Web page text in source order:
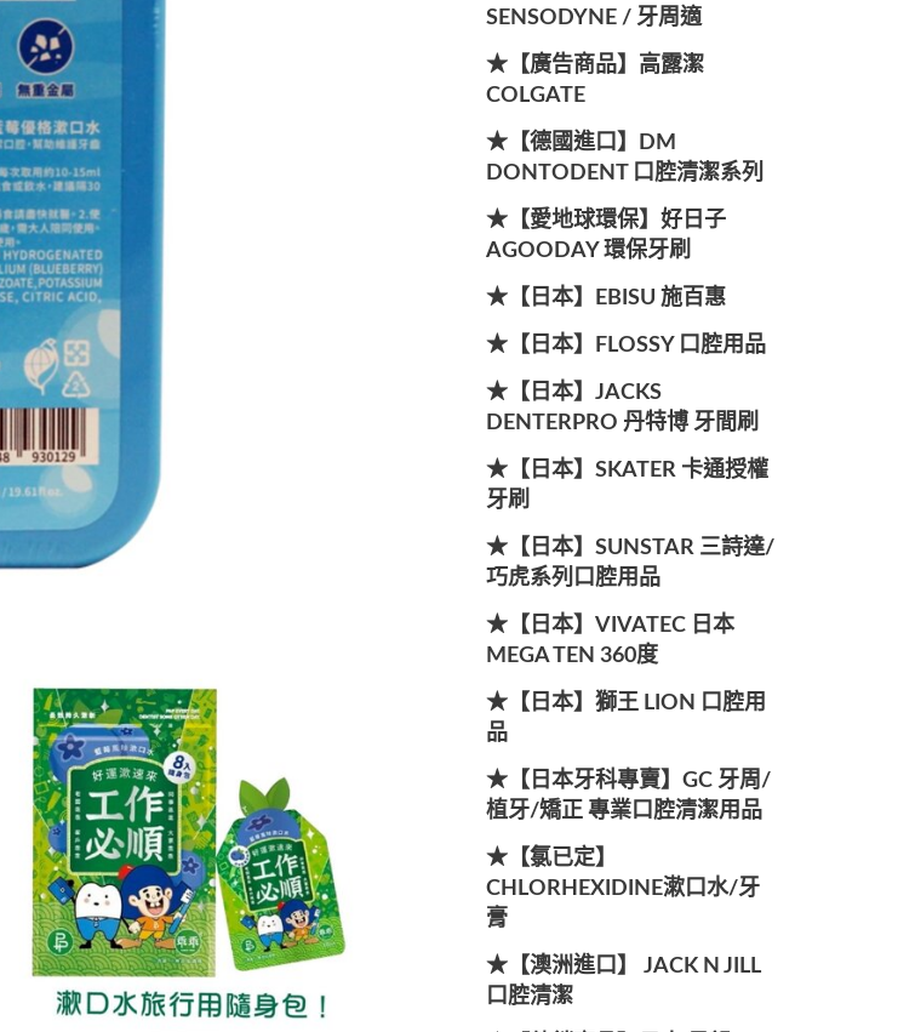
SENSODYNE / 牙周適
★【廣告商品】高露潔
COLGATE
★【德國進口】DM
DONTODENT 口腔清潔系列
★【愛地球環保】好日子
AGOODAY 環保牙刷
★【日本】EBISU 施百惠
★【日本】FLOSSY 口腔用品
★【日本】JACKS
DENTERPRO 丹特博 牙間刷
★【日本】SKATER 卡通授權
牙刷
★【日本】SUNSTAR 三詩達/
巧虎系列口腔用品
★【日本】VIVATEC 日本
MEGA TEN 360度
★【日本】獅王 LION 口腔用
品
★【日本牙科專賣】GC 牙周/
植牙/矯正 專業口腔清潔用品
★【氯已定】
CHLORHEXIDINE漱口水/牙
膏
★【澳洲進口】 JACK N JILL
口腔清潔